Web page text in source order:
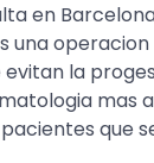
en
una
la
mas
que